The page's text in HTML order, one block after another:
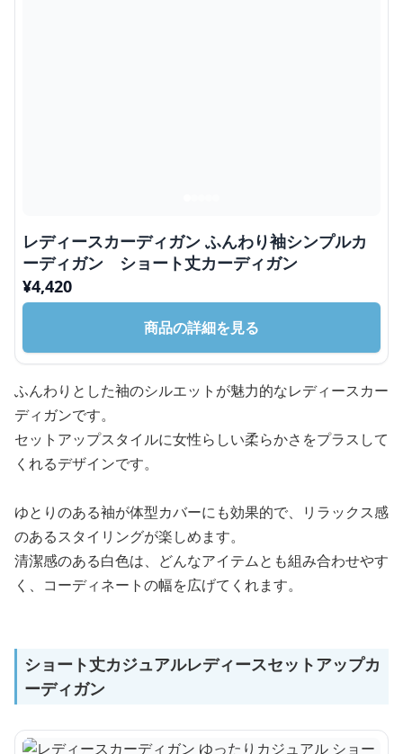
レディースカーディガン ふんわり袖シンプルカ
ーディガン ショート丈カーディガン
¥4,420
商品の詳細を見る
ふんわりとした袖のシルエットが魅力的なレディースカー
ディガンです。
セットアップスタイルに女性らしい柔らかさをプラスして
くれるデザインです。
ゆとりのある袖が体型カバーにも効果的で、リラックス感
のあるスタイリングが楽しめます。
清潔感のある白色は、どんなアイテムとも組み合わせやす
く、コーディネートの幅を広げてくれます。
ショート丈カジュアルレディースセットアップカ
ーディガン